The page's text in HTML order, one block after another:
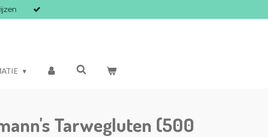
Tarwegluten (500